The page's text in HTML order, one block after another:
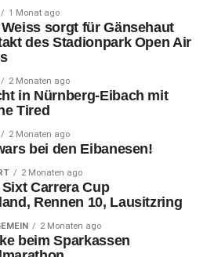
1 Monat ago
sorgt für Gänsehaut
des Stadionpark Open Air
2 Monaten ago
in Nürnberg-Eibach mit
Tired
2 Monaten ago
bei den Eibanesen!
2 Monaten ago
Carrera Cup
Rennen 10, Lausitzring
2 Monaten ago
beim Sparkassen